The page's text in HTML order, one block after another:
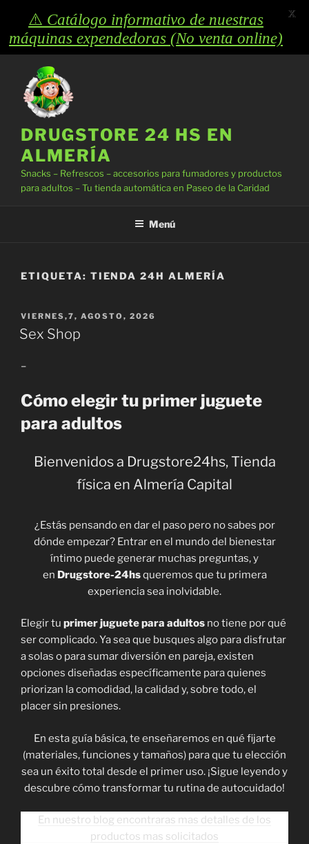
contenido
DRUGSTORE 24 HS EN
ALMERÍA
Snacks – Refrescos – accesorios para fumadores y productos
para adultos – Tu tienda automática en Paseo de la Caridad
Menú
ETIQUETA: TIENDA 24H ALMERÍA
PUBLICADO
EL
VIERNES,7, AGOSTO, 2026
Sex Shop
–
Cómo elegir tu primer juguete
para adultos
Bienvenidos a Drugstore24hs, Tienda
física en Almería Capital
¿Estás pensando en dar el paso pero no sabes por
dónde empezar? Entrar en el mundo del bienestar
íntimo puede generar muchas preguntas, y
en Drugstore-24hsqueremos que tu primera
experiencia sea inolvidable.
Elegir tu primer juguete para adultos no tiene por qué
ser complicado. Ya sea que busques algo para disfrutar
a solas o para sumar diversión en pareja, existen
opciones diseñadas específicamente para quienes
priorizan la comodidad, la calidad y, sobre todo, el
placer sin presiones.
En esta guía básica, te enseñaremos en qué fijarte
(materiales, funciones y tamaños) para que tu elección
sea un éxito total desde el primer uso. ¡Sigue leyendo y
descubre cómo transformar tu rutina de autocuidado!
En nuestro blog encontraras mas detalles de los
productos mas solicitados
⚠️ Catálogo informativo de nuestras
máquinas expendedoras (No venta online)
X